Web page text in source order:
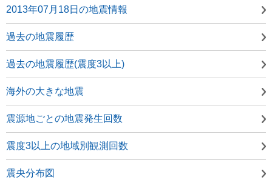
2013年07月18日の地震情報
過去の地震履歴
過去の地震履歴(震度3以上)
海外の大きな地震
震源地ごとの地震発生回数
震度3以上の地域別観測回数
震央分布図